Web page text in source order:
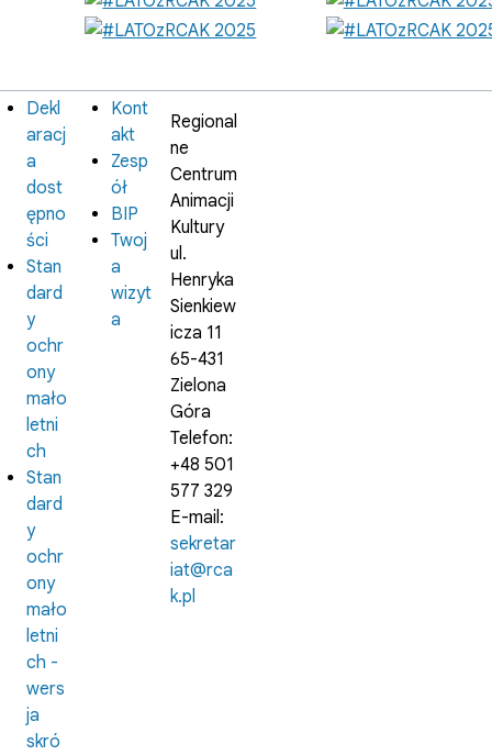
Informacje
prawne
Dekl
aracj
a
dost
ępno
ści
Stan
dard
y
ochr
ony
mało
letni
ch
Stan
dard
y
ochr
ony
mało
letni
ch -
wers
ja
skró
Instytucja
Kont
akt
Zesp
ół
BIP
Twoj
a
wizyt
a
Regional
ne
Centrum
Animacji
Kultury
ul.
Henryka
Sienkiew
icza 11
65-431
Zielona
Góra
Telefon:
+48 501
577 329
E-mail:
sekretar
iat@rca
k.pl